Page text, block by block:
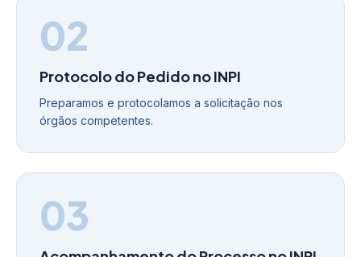
02
Protocolo do Pedido no INPI
Preparamos e protocolamos a solicitação nos
órgãos competentes.
03